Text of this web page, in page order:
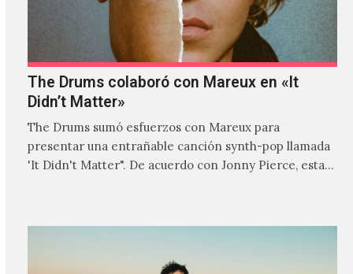
The Drums colaboró con Mareux en «It
Didn’t Matter»
The Drums sumó esfuerzos con Mareux para
presentar una entrañable canción synth-pop llamada
'It Didn't Matter". De acuerdo con Jonny Pierce, esta